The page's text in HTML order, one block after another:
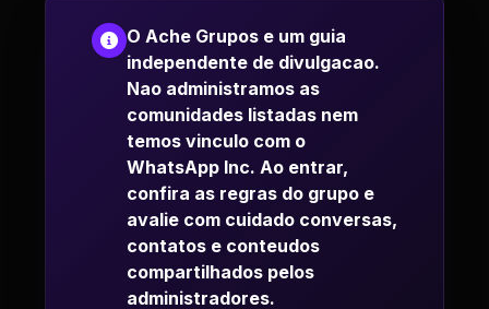
O Ache Grupos e um guia
independente de divulgacao.
Nao administramos as
comunidades listadas nem
temos vinculo com o
WhatsApp Inc. Ao entrar,
confira as regras do grupo e
avalie com cuidado conversas,
contatos e conteudos
compartilhados pelos
administradores.